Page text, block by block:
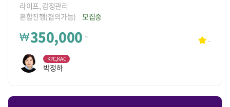
라이프, 감정관리
혼합진행(협의가능)
모집중
₩350,000 ~ -
KPC,KAC
박정하